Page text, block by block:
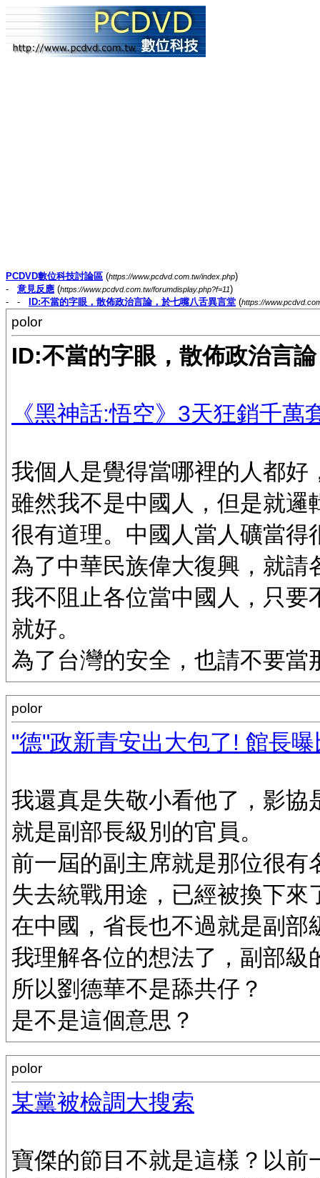
PCDVD數位科技討論區 (https://www.pcdvd.com.tw/index.php)
- 意見反應 (https://www.pcdvd.com.tw/forumdisplay.php?f=11)
- -
ID:不當的字眼，散佈政治言論，於七嘴八舌異言堂 (https://
polor
ID:不當的字眼，散佈政治言
《黑神話:悟空》3天狂銷千萬
我個人是覺得當哪裡的人都
雖然我不是中國人，但是就
很有道理。中國人當人礦當得
為了中華民族偉大復興，就
我不阻止各位當中國人，只
就好。
為了台灣的安全，也請不要當
polor
"德"政新青安出大包了! 館長
我還真是失敬小看他了，影
就是副部長級別的官員。
前一屆的副主席就是那位很
失去統戰用途，已經被換下來
在中國，省長也不過就是副部
我理解各位的想法了，副部
所以劉德華不是舔共仔？
是不是這個意思？
polor
某黨被檢調大搜索
寶傑的節目不就是這樣？以